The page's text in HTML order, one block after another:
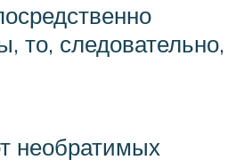
то, следовательно,
необратимых